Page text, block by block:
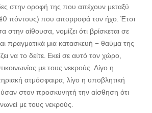
στην οροφή της που απέχουν μεταξύ
πόντους) που απορροφά τον ήχο. Έτσι
στην αίθουσα, νομίζει ότι βρίσκεται σε
πραγματικά μια κατασκευή – θαύμα της
να το δείτε. Εκεί σε αυτό τον χώρο,
με τους νεκρούς. Λίγο η
ατμόσφαιρα, λίγο η υποβλητική
στον προσκυνητή την αίσθηση ότι
με τους νεκρούς.